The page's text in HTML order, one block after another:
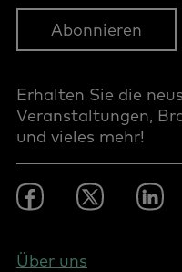
Abonnieren
Erhalten Sie die
Veranstaltungen,
und vieles mehr!
Footer
Social
DACH
FacebookTwitter
Footer
Über uns